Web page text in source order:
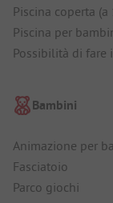
Piscina coperta (a
Piscina per
Possibilità di fare
Bambini
Animazione per
Fasciatoio
Parco giochi